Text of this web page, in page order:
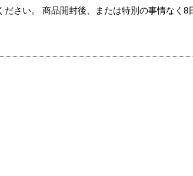
さい。 商品開封後、または特別の事情なく8